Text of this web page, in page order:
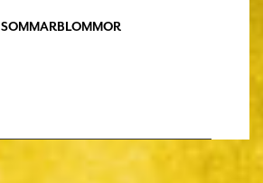
SOMMARBLOMMOR